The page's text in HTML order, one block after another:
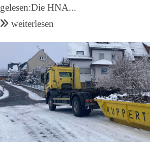
gelesen:Die HNA...
weiterlesen